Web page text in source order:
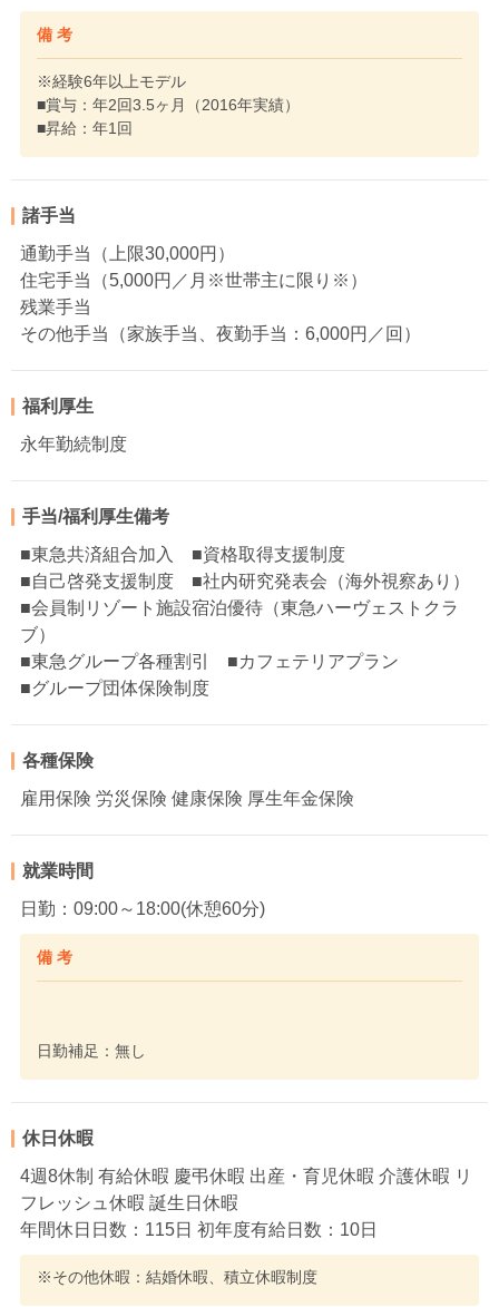
備 考
※経験6年以上モデル
■賞与：年2回3.5ヶ月（2016年実績）
■昇給：年1回
諸手当
通勤手当（上限30,000円）
住宅手当（5,000円／月※世帯主に限り※）
残業手当
その他手当（家族手当、夜勤手当：6,000円／回）
福利厚生
永年勤続制度
手当/福利厚生備考
■東急共済組合加入 ■資格取得支援制度
■自己啓発支援制度 ■社内研究発表会（海外視察あり）
■会員制リゾート施設宿泊優待（東急ハーヴェストクラ
ブ）
■東急グループ各種割引 ■カフェテリアプラン
■グループ団体保険制度
各種保険
雇用保険 労災保険 健康保険 厚生年金保険
就業時間
日勤：09:00～18:00(休憩60分)
備 考
日勤補足：無し
休日休暇
4週8休制 有給休暇 慶弔休暇 出産・育児休暇 介護休暇 リ
フレッシュ休暇 誕生日休暇
年間休日日数：115日 初年度有給日数：10日
※その他休暇：結婚休暇、積立休暇制度